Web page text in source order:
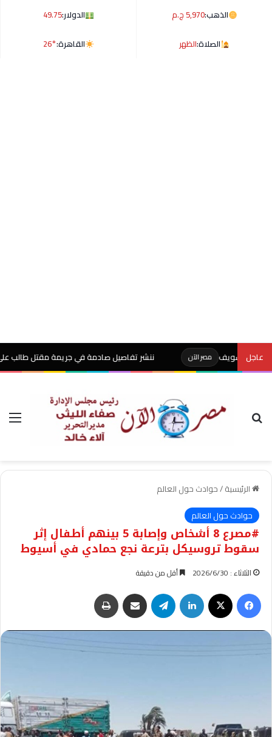
الذهب:5,970 ج.م الدولار:49.75
الصلاة:الظهر القاهرة:26°
عاجل مصر الآن ننشر تفاصيل صادمة في جريمة مقتل طالب على يد
بحث عن
الرئيسية/حوادث حول العالم
حوادث حول العالم
#مصرع 8 أشخاص وإصابة 5 بينهم أطفال إثر
سقوط تروسيكل بترعة نجع حمادي في أسيوط
الثلاثاء : 2026/6/30 أقل من دقيقة
فيسبوك لينكدإن تيلقرام مشاركة عبر البريد